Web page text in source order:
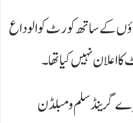
کے ساتھ کورٹ کو الوداع
کا اعلان نہیں کیا تھا۔
گرینڈ سلم ومبلڈن